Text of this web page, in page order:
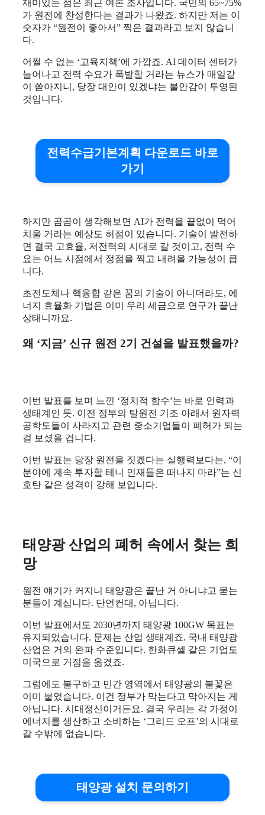
재미있는 점은 최근 여론 조사입니다. 국민의 65~75%
가 원전에 찬성한다는 결과가 나왔죠. 하지만 저는 이
숫자가 “원전이 좋아서” 찍은 결과라고 보지 않습니
다.
어쩔 수 없는 ‘고육지책’에 가깝죠. AI 데이터 센터가
늘어나고 전력 수요가 폭발할 거라는 뉴스가 매일같
이 쏟아지니, 당장 대안이 있겠냐는 불안감이 투영된
것입니다.
전력수급기본계획 다운로드 바로
가기
하지만 곰곰이 생각해보면 AI가 전력을 끝없이 먹어
치울 거라는 예상도 허점이 있습니다. 기술이 발전하
면 결국 고효율, 저전력의 시대로 갈 것이고, 전력 수
요는 어느 시점에서 정점을 찍고 내려올 가능성이 큽
니다.
초전도체나 핵융합 같은 꿈의 기술이 아니더라도, 에
너지 효율화 기법은 이미 우리 세금으로 연구가 끝난
상태니까요.
왜 ‘지금’ 신규 원전 2기 건설을 발표했을까?
이번 발표를 보며 느낀 ‘정치적 함수’는 바로 인력과
생태계인 듯. 이전 정부의 탈원전 기조 아래서 원자력
공학도들이 사라지고 관련 중소기업들이 폐허가 되는
걸 보셨을 겁니다.
이번 발표는 당장 원전을 짓겠다는 실행력보다는, “이
분야에 계속 투자할 테니 인재들은 떠나지 마라”는 신
호탄 같은 성격이 강해 보입니다.
태양광 산업의 폐허 속에서 찾는 희
망
원전 얘기가 커지니 태양광은 끝난 거 아니냐고 묻는
분들이 계십니다. 단언컨대, 아닙니다.
이번 발표에서도 2030년까지 태양광 100GW 목표는
유지되었습니다. 문제는 산업 생태계죠. 국내 태양광
산업은 거의 완파 수준입니다. 한화큐셀 같은 기업도
미국으로 거점을 옮겼죠.
그럼에도 불구하고 민간 영역에서 태양광의 불꽃은
이미 붙었습니다. 이건 정부가 막는다고 막아지는 게
아닙니다. 시대정신이거든요. 결국 우리는 각 가정이
에너지를 생산하고 소비하는 ‘그리드 오프’의 시대로
갈 수밖에 없습니다.
태양광 설치 문의하기